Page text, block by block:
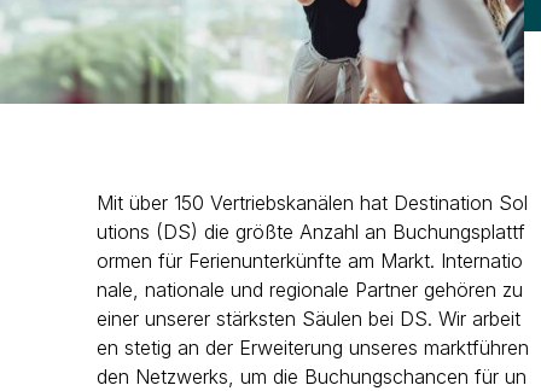
Mit über 150 Vertriebskanälen hat Destination Sol
utions (DS) die größte Anzahl an Buchungsplattf
ormen für Ferienunterkünfte am Markt. Internatio
nale, nationale und regionale Partner gehören zu
einer unserer stärksten Säulen bei DS. Wir arbeit
en stetig an der Erweiterung unseres marktführen
den Netzwerks, um die Buchungschancen für un